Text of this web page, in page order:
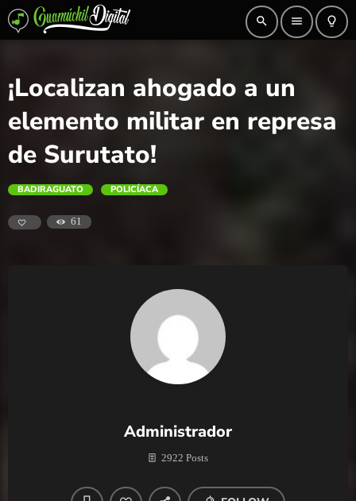
search menu lightbulb_outline
¡Localizan ahogado a un
elemento militar en represa
de Surutato!
BADIRAGUATO POLICÍACA
61
Administrador
2922 Posts